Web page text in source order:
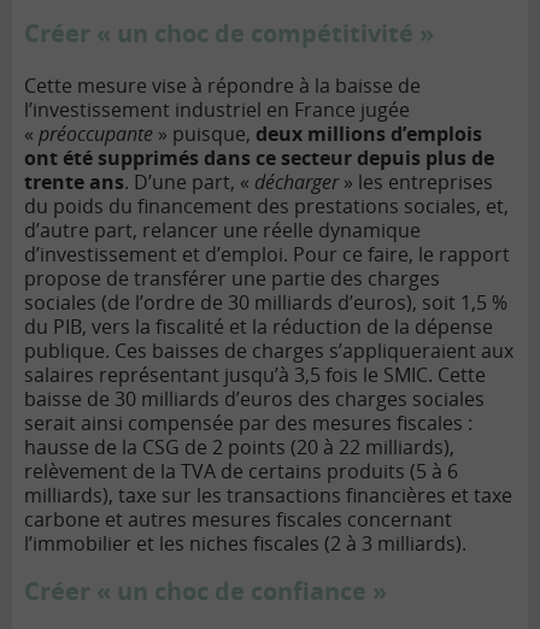
Créer « un choc de compétitivité »
Cette mesure vise à répondre à la baisse de
l’investissement industriel en France jugée
« préoccupante » puisque, deux millions d’emplois
ont été supprimés dans ce secteur depuis plus de
trente ans. D’une part, « décharger» les entreprises
du poids du financement des prestations sociales, et,
d’autre part, relancer une réelle dynamique
d’investissement et d’emploi. Pour ce faire, le rapport
propose de transférer une partie des charges
sociales (de l’ordre de 30 milliards d’euros), soit 1,5 %
du PIB, vers la fiscalité et la réduction de la dépense
publique. Ces baisses de charges s’appliqueraient aux
salaires représentant jusqu’à 3,5 fois le SMIC. Cette
baisse de 30 milliards d’euros des charges sociales
serait ainsi compensée par des mesures fiscales :
hausse de la CSG de 2 points (20 à 22 milliards),
relèvement de la TVA de certains produits (5 à 6
milliards), taxe sur les transactions financières et taxe
carbone et autres mesures fiscales concernant
l’immobilier et les niches fiscales (2 à 3 milliards).
Créer « un choc de confiance »